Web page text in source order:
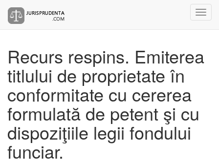
Recurs respins. Emiterea
titlului de proprietate în
conformitate cu cererea
formulată de petent şi cu
dispoziţiile legii fondului
funciar.